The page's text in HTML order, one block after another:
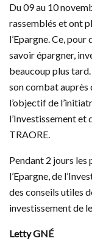
Du 09 au 10
rassemblés et ont
l’Epargne. Ce,
savoir épargner,
beaucoup plus tard.
son combat auprès
l’objectif de
l’Investissement et
TRAORE.
Pendant 2 jours les
l’Epargne, de
des conseils utiles
investissement de
Letty GNÉ